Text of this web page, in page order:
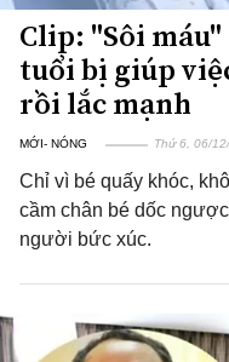
Clip: "Sôi
tuổi bị giúp
rồi lắc mạnh
MỚI- NÓNG Thứ 6, 06/
Chỉ vì bé quấy khóc,
cầm chân bé dốc
người bức xúc.